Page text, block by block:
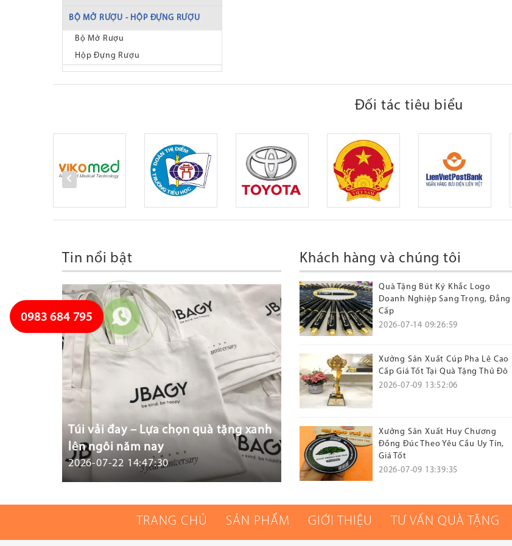
BỘ MỞ RƯỢU - HỘP ĐỰNG RƯỢU
Bộ Mở Rượu
Hộp Đựng Rượu
Đối tác tiêu biểu
Tin nổi bật
Túi vải đay – Lựa chọn quà tặng xanh
lên ngôi năm nay
2026-07-22 14:47:30
Khách hàng và chúng tôi
Quà Tặng Bút Ký Khắc Logo
Doanh Nghiệp Sang Trọng, Đẳng
Cấp
2026-07-14 09:26:59
Xưởng Sản Xuất Cúp Pha Lê Cao
Cấp Giá Tốt Tại Quà Tặng Thủ Đô
2026-07-09 13:52:06
Xưởng Sản Xuất Huy Chương
Đồng Đúc Theo Yêu Cầu Uy Tín,
Giá Tốt
2026-07-09 13:39:35
TRANG CHỦ SẢN PHẨM GIỚI THIỆU TƯ VẤN QUÀ TẶNG
0983 684 795